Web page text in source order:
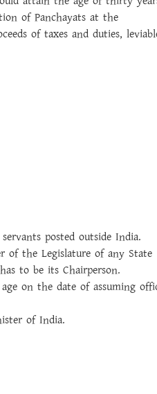
of Panchayats at the
of taxes and duties,
posted outside India.
of the Legislature of any State
to be its Chairperson.
on the date of assuming
of India.